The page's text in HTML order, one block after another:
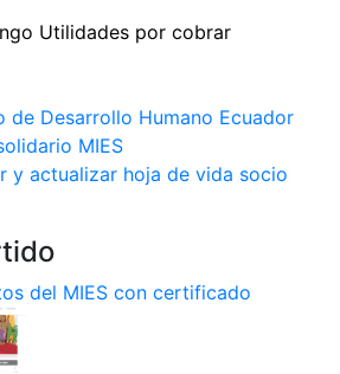
de Desarrollo Humano Ecuador
MIES
y actualizar hoja de vida socio
del MIES con certificado